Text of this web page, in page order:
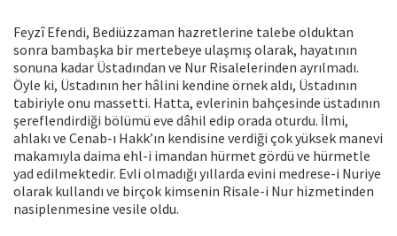
Feyzî Efendi, Bediüzzaman hazretlerine talebe olduktan
sonra bambaşka bir mertebeye ulaşmış olarak, hayatının
sonuna kadar Üstadından ve Nur Risalelerinden ayrılmadı.
Öyle ki, Üstadının her hâlini kendine örnek aldı, Üstadının
tabiriyle onu massetti. Hatta, evlerinin bahçesinde üstadının
şereflendirdiği bölümü eve dâhil edip orada oturdu. İlmi,
ahlakı ve Cenab-ı Hakk’ın kendisine verdiği çok yüksek manevi
makamıyla daima ehl-i imandan hürmet gördü ve hürmetle
yad edilmektedir. Evli olmadığı yıllarda evini medrese-i Nuriye
olarak kullandı ve birçok kimsenin Risale-i Nur hizmetinden
nasiplenmesine vesile oldu.